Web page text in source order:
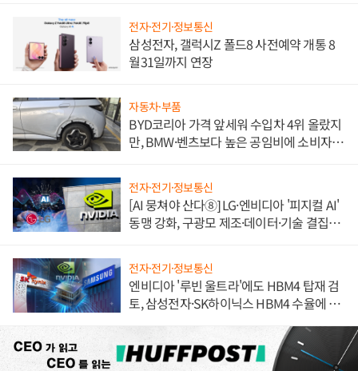
전자·전기·정보통신
삼성전자, 갤럭시Z 폴드8 사전예약 개통 8
월31일까지 연장
자동차·부품
BYD코리아 가격 앞세워 수입차 4위 올랐지
만, BMW·벤츠보다 높은 공임비에 소비자
전자·전기·정보통신
[AI 뭉쳐야 산다⑧] LG·엔비디아 '피지컬 AI'
동맹 강화, 구광모 제조·데이터·기술 결집
전자·전기·정보통신
엔비디아 '루빈 울트라'에도 HBM4 탑재 검
토, 삼성전자·SK하이닉스 HBM4 수율에 주